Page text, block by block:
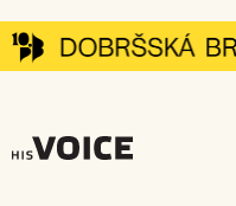
Přeskočit
na